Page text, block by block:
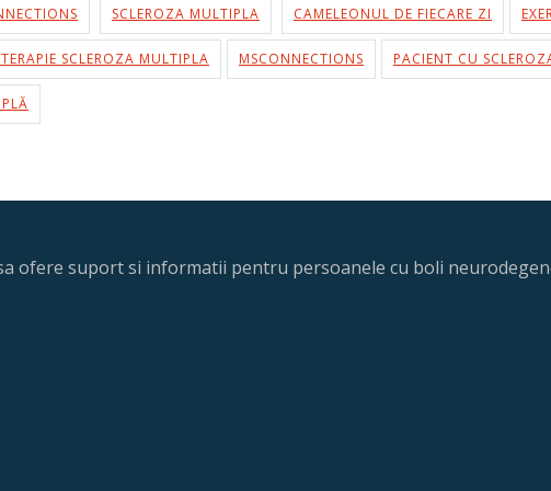
SCLEROZA MULTIPLA CAMELEONUL DE FIECARE ZI
SCLEROZA MULTIPLA MSCONNECTIONS PACIENT CU
ofere suport si informatii pentru persoanele cu boli